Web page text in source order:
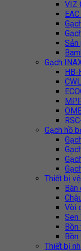
VIZ
Sản
Gạch
HB-
Gạch hồ
Thiết bị
Bàn
Vòi
Sen
Bồn
Bồn
Thiết bị